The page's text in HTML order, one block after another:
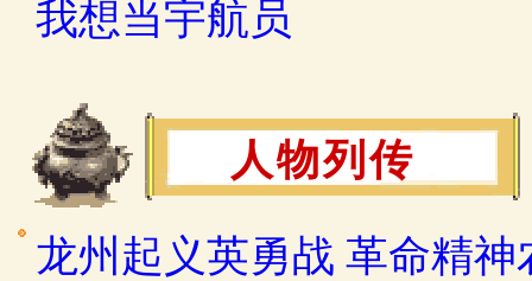
我想当宇航员
人物列传
龙州起义英勇战 革命精